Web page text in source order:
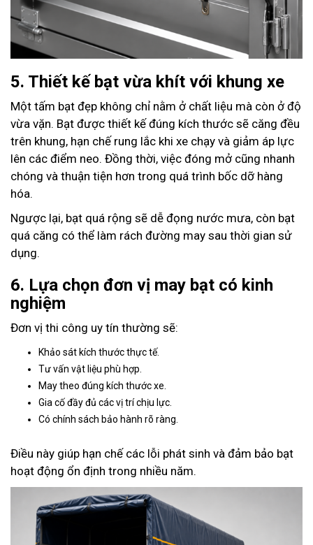
5. Thiết kế bạt vừa khít với khung xe
Một tấm bạt đẹp không chỉ nằm ở chất liệu mà còn ở độ
vừa vặn. Bạt được thiết kế đúng kích thước sẽ căng đều
trên khung, hạn chế rung lắc khi xe chạy và giảm áp lực
lên các điểm neo. Đồng thời, việc đóng mở cũng nhanh
chóng và thuận tiện hơn trong quá trình bốc dỡ hàng
hóa.
Ngược lại, bạt quá rộng sẽ dễ đọng nước mưa, còn bạt
quá căng có thể làm rách đường may sau thời gian sử
dụng.
6. Lựa chọn đơn vị may bạt có kinh
nghiệm
Đơn vị thi công uy tín thường sẽ:
Khảo sát kích thước thực tế.
Tư vấn vật liệu phù hợp.
May theo đúng kích thước xe.
Gia cố đầy đủ các vị trí chịu lực.
Có chính sách bảo hành rõ ràng.
Điều này giúp hạn chế các lỗi phát sinh và đảm bảo bạt
hoạt động ổn định trong nhiều năm.